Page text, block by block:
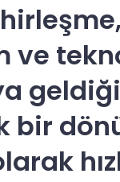
ve
geldiği
bir